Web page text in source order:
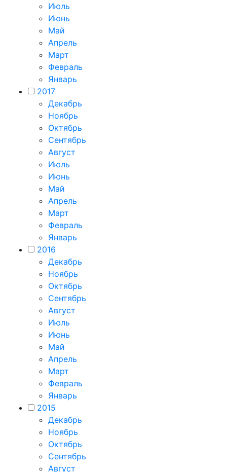
Июль
Июнь
Май
Апрель
Март
Февраль
Январь
2017
Декабрь
Ноябрь
Октябрь
Сентябрь
Август
Июль
Июнь
Май
Апрель
Март
Февраль
Январь
2016
Декабрь
Ноябрь
Октябрь
Сентябрь
Август
Июль
Июнь
Май
Апрель
Март
Февраль
Январь
2015
Декабрь
Ноябрь
Октябрь
Сентябрь
Август